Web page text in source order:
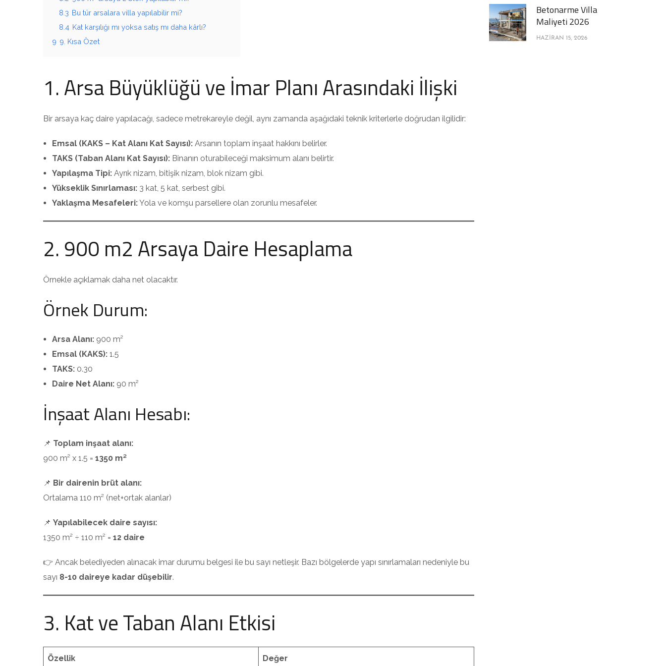
8.3 Bu tür arsalara villa yapılabilir mi?
8.4 Kat karşılığı mı yoksa satış mı daha kârlı?
9 9. Kısa Özet
1. Arsa Büyüklüğü ve İmar Planı Arasındaki İlişki
Bir arsaya kaç daire yapılacağı, sadece metrekareyle değil, aynı zamanda aşağıdaki teknik kriterlerle doğrudan ilgilidir:
Emsal (KAKS – Kat Alanı Kat Sayısı): Arsanın toplam inşaat hakkını belirler.
TAKS (Taban Alanı Kat Sayısı): Binanın oturabileceği maksimum alanı belirtir.
Yapılaşma Tipi: Ayrık nizam, bitişik nizam, blok nizam gibi.
Yükseklik Sınırlaması: 3 kat, 5 kat, serbest gibi.
Yaklaşma Mesafeleri:Yola ve komşu parsellere olan zorunlu mesafeler.
2. 900 m2 Arsaya Daire Hesaplama
Örnekle açıklamak daha net olacaktır.
Örnek Durum:
Arsa Alanı: 900 m²
Emsal (KAKS): 1.5
TAKS: 0.30
Daire Net Alanı: 90 m²
İnşaat Alanı Hesabı:
📌 Toplam inşaat alanı:
900 m² x 1.5 = 1350 m²
📌 Bir dairenin brüt alanı:
Ortalama 110 m² (net+ortak alanlar)
📌 Yapılabilecek daire sayısı:
1350 m² ÷ 110 m² = 12 daire
👉 Ancak belediyeden alınacak imar durumu belgesi ile bu sayı netleşir. Bazı bölgelerde yapı sınırlamaları nedeniyle bu
sayı 8-10 daireye kadar düşebilir.
3. Kat ve Taban Alanı Etkisi
Özellik Değer
Betonarme Villa
Maliyeti 2026
HAZIRAN 15, 2026